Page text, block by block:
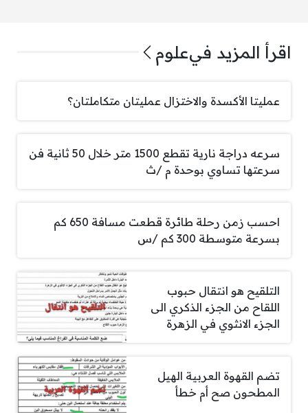
اقرأ المزيد فيعلوم
عمليتا الأكسدة والاختزال عمليتان متكاملتان؟
سرعه دراجة نارية تقطع 1500 متر خلال 50 ثانية فن
سرعتها تساوي بوحدة م /ث
احسب زمن رحلة طائرة قطعت مسافة 650 كم
بسرعة متوسطة 300 كم /س
التلقيح هو انتقال حبوب
اللقاح من الجزء الذكري الى
الجزء الانثوي في الزهرة
تضم القهوة العربية الهيل
المطحون صح أم خطأ